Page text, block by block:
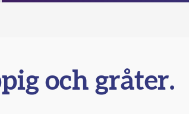
och gråter.